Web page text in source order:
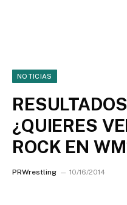
NOTICIAS
¿QUIERES
ROCK EN
PRWrestling 10/16/2014